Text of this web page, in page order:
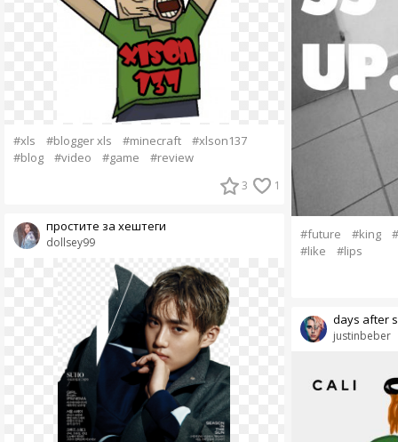
#xls #blogger xls #minecraft
#xlson137
#blog
#video #game #review
3 1
dollsey99
простите за хештеги
#future #king
#like
#lips
justinbeber
days after